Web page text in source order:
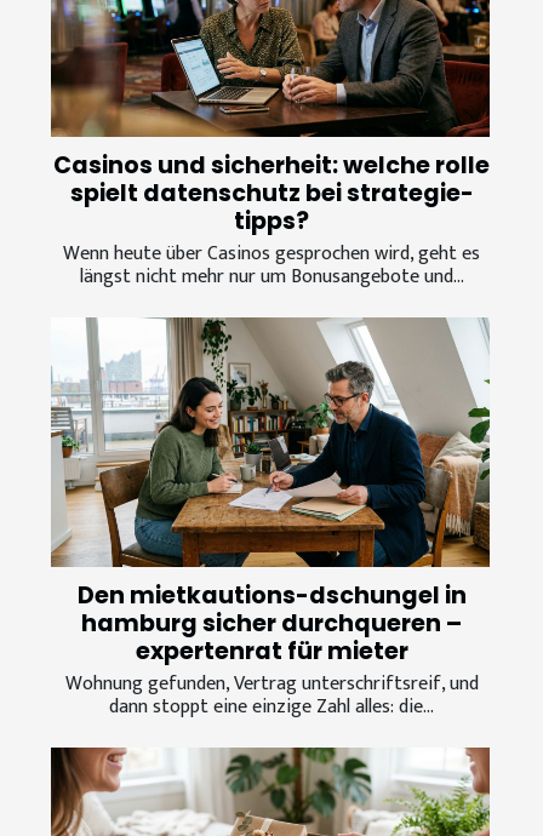
Casinos und sicherheit: welche rolle
spielt datenschutz bei strategie-
tipps?
Wenn heute über Casinos gesprochen wird, geht es
längst nicht mehr nur um Bonusangebote und...
Den mietkautions-dschungel in
hamburg sicher durchqueren –
expertenrat für mieter
Wohnung gefunden, Vertrag unterschriftsreif, und
dann stoppt eine einzige Zahl alles: die...